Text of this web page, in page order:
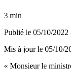
3 min
Publié le 05/10/2022
Mis à jour le 05/10/
« Monsieur le